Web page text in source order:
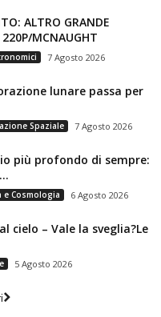
ALTRO GRANDE
MCNAUGHT
7 Agosto 2026
lunare passa per
Spaziale 7 Agosto 2026
più profondo di sempre:
Cosmologia 6 Agosto 2026
cielo – Vale la sveglia?Le
5 Agosto 2026